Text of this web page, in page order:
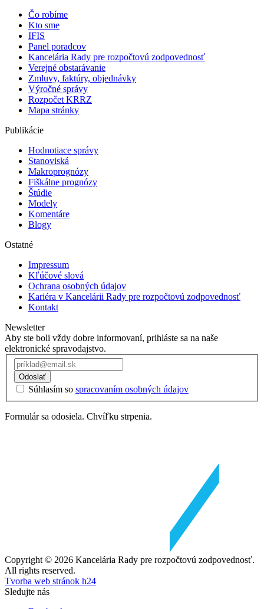
Čo robíme
Kto sme
IFIS
Panel poradcov
Kancelária Rady pre rozpočtovú zodpovednosť
Verejné obstarávanie
Zmluvy, faktúry, objednávky
Výročné správy
Rozpočet KRRZ
Mapa stránky
Publikácie
Hodnotiace správy
Stanoviská
Makroprognózy
Fiškálne prognózy
Štúdie
Modely
Komentáre
Blogy
Ostatné
Impressum
Kľúčové slová
Ochrana osobných údajov
Kariéra v Kancelárii Rady pre rozpočtovú zodpovednosť
Kontakt
Newsletter
Aby ste boli vždy dobre informovaní, prihláste sa na naše
elektronické spravodajstvo.
Odoslať
Súhlasím so spracovaním osobných údajov
Formulár sa odosiela. Chvíľku strpenia.
Copyright © 2026 Kancelária Rady pre rozpočtovú zodpovednosť.
All rights reserved.
Tvorba web stránok h24
Sledujte nás